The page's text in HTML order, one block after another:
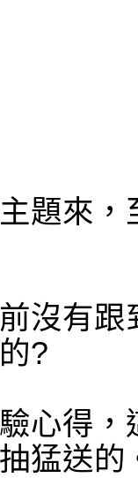
題來，
沒有
?
心得，
猛送的